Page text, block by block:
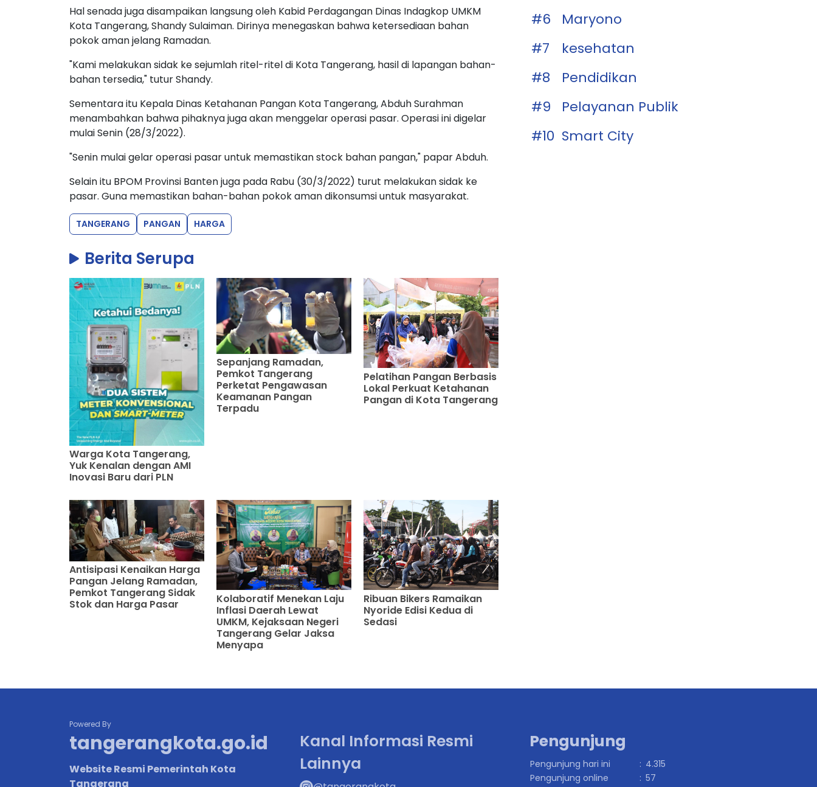
Hal senada juga disampaikan langsung oleh Kabid Perdagangan Dinas Indagkop UMKM
Kota Tangerang, Shandy Sulaiman. Dirinya menegaskan bahwa ketersediaan bahan
pokok aman jelang Ramadan.
"Kami melakukan sidak ke sejumlah ritel-ritel di Kota Tangerang, hasil di lapangan bahan-
bahan tersedia," tutur Shandy.
Sementara itu Kepala Dinas Ketahanan Pangan Kota Tangerang, Abduh Surahman
menambahkan bahwa pihaknya juga akan menggelar operasi pasar. Operasi ini digelar
mulai Senin (28/3/2022).
"Senin mulai gelar operasi pasar untuk memastikan stock bahan pangan," papar Abduh.
Selain itu BPOM Provinsi Banten juga pada Rabu (30/3/2022) turut melakukan sidak ke
pasar. Guna memastikan bahan-bahan pokok aman dikonsumsi untuk masyarakat.
TANGERANG PANGAN HARGA
Berita Serupa
Warga Kota Tangerang,
Yuk Kenalan dengan AMI
Inovasi Baru dari PLN
Sepanjang Ramadan,
Pemkot Tangerang
Perketat Pengawasan
Keamanan Pangan
Terpadu
Pelatihan Pangan Berbasis
Lokal Perkuat Ketahanan
Pangan di Kota Tangerang
Antisipasi Kenaikan Harga
Pangan Jelang Ramadan,
Pemkot Tangerang Sidak
Stok dan Harga Pasar
Kolaboratif Menekan Laju
Inflasi Daerah Lewat
UMKM, Kejaksaan Negeri
Tangerang Gelar Jaksa
Menyapa
Ribuan Bikers Ramaikan
Nyoride Edisi Kedua di
Sedasi
#6
Maryono
#7
kesehatan
#8
Pendidikan
#9
Pelayanan Publik
#10 Smart City
Powered By
tangerangkota.go.id
Website Resmi Pemerintah Kota
Tangerang
Kanal Informasi Resmi
Lainnya
Pengunjung
Pengunjung hari ini : 4.315
Pengunjung online
: 57